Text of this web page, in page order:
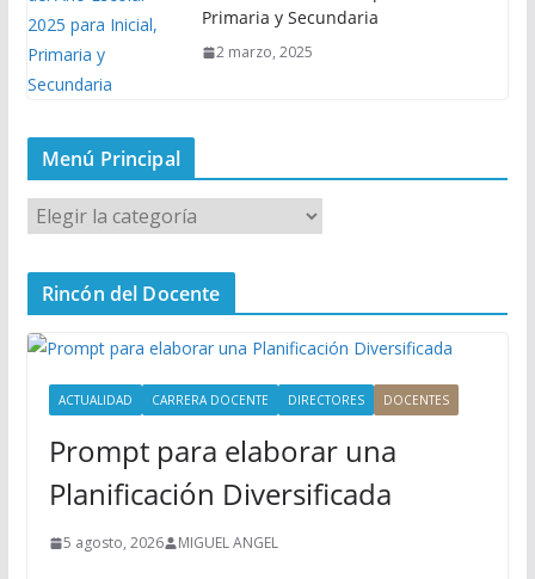
Primaria y Secundaria
2 marzo, 2025
Menú Principal
M
e
n
P
Rincón del Docente
ACTUALIDAD CARRERA DOCENTE DIRECTORES DOCENTES
Prompt para elaborar una
Planificación Diversificada
5 agosto, 2026 MIGUEL ANGEL